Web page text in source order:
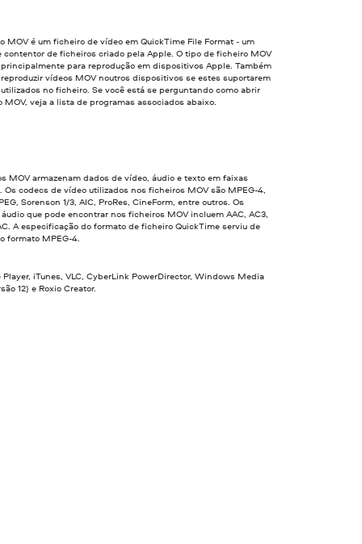
MOV é um ficheiro de vídeo em QuickTime File Format - um
contentor de ficheiros criado pela Apple. O tipo de ficheiro MOV
para reprodução em dispositivos Apple. Também
vídeos MOV noutros dispositivos se estes suportarem
no ficheiro. Se você está se perguntando como abrir
MOV, veja a lista de programas associados abaixo.
MOV armazenam dados de vídeo, áudio e texto em faixas
Os codecs de vídeo utilizados nos ficheiros MOV são MPEG-4,
Sorenson 1/3, AIC, ProRes, CineForm, entre outros. Os
que pode encontrar nos ficheiros MOV incluem AAC, AC3,
A especificação do formato de ficheiro QuickTime serviu de
formato MPEG-4.
Player, iTunes, VLC, CyberLink PowerDirector, Windows Media
12) e Roxio Creator.